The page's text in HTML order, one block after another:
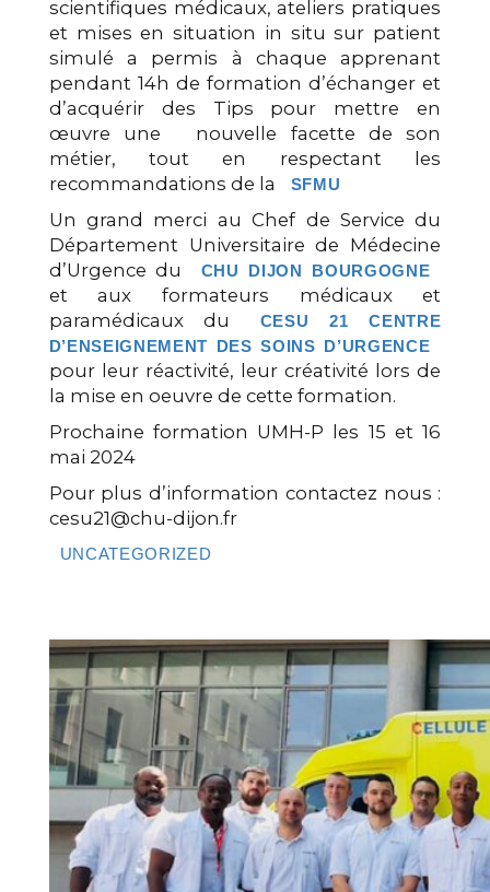
scientifiques médicaux, ateliers pratiques
et mises en situation in situ sur patient
simulé a permis à chaque apprenant
pendant 14h de formation d’échanger et
d’acquérir des Tips pour mettre en
œuvre une
nouvelle facette de son
métier, tout en respectant les
recommandations de la
SFMU
Un grand merci au Chef de Service du
Département Universitaire de Médecine
d’Urgence du
CHU DIJON BOURGOGNE
et aux formateurs médicaux et
paramédicaux du
CESU 21 CENTRE
D’ENSEIGNEMENT DES SOINS D’URGENCE
pour leur réactivité, leur créativité lors de
la mise en oeuvre de cette formation.
Prochaine formation UMH-P les 15 et 16
mai 2024
Pour plus d’information contactez nous :
cesu21@chu-dijon.fr
UNCATEGORIZED